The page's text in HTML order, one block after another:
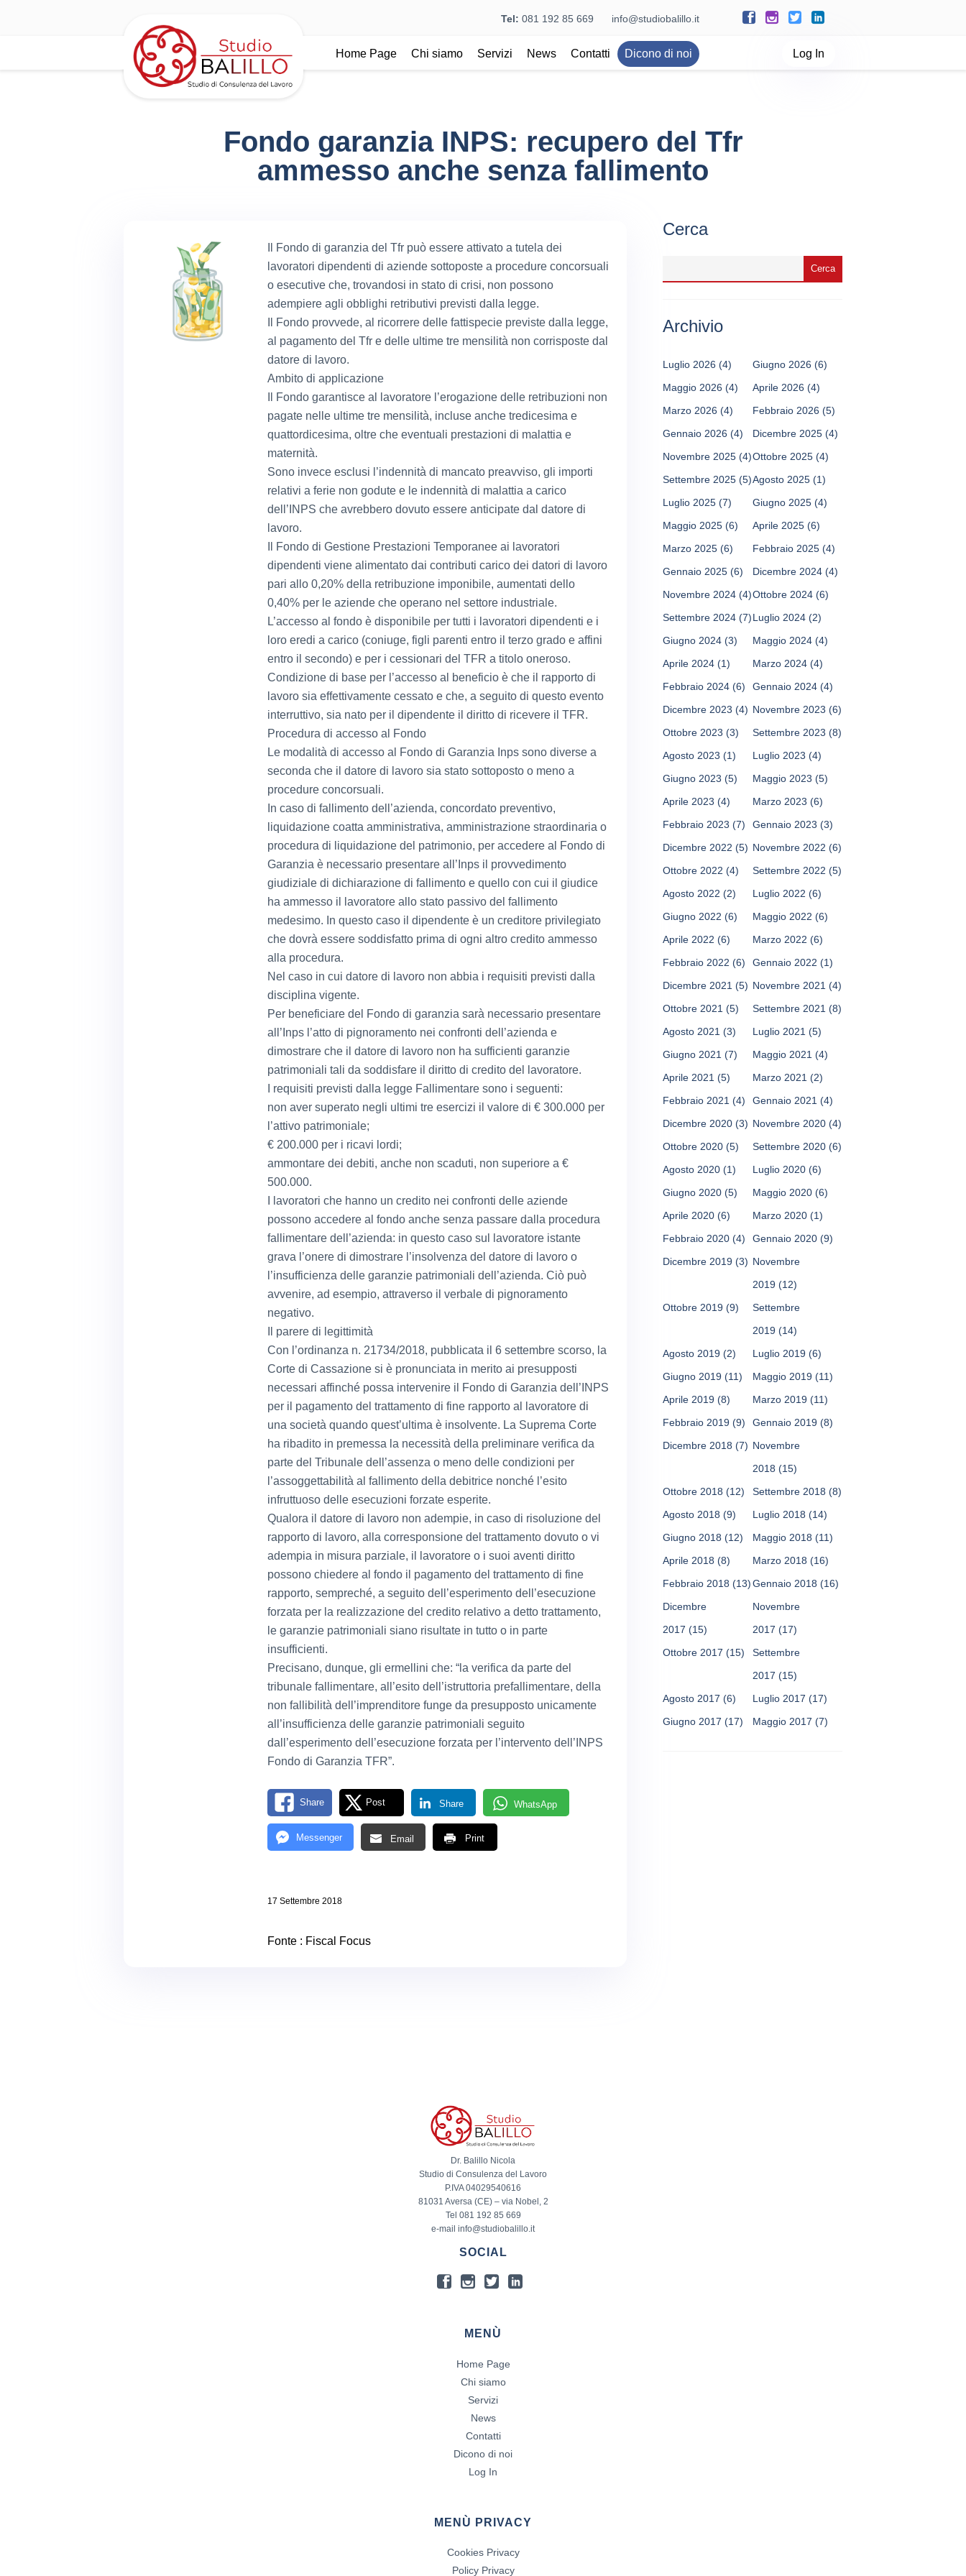
Tel: 081 192 85 669 info@studiobalillo.it
Home Page Chi siamo Servizi News Contatti Dicono di noi Log In
Fondo garanzia INPS: recupero del Tfr
ammesso anche senza fallimento
Il Fondo di garanzia del Tfr può essere attivato a tutela dei
lavoratori dipendenti di aziende sottoposte a procedure concorsuali
o esecutive che, trovandosi in stato di crisi, non possono
adempiere agli obblighi retributivi previsti dalla legge.
Il Fondo provvede, al ricorrere delle fattispecie previste dalla legge,
al pagamento del Tfr e delle ultime tre mensilità non corrisposte dal
datore di lavoro.
Ambito di applicazione
Il Fondo garantisce al lavoratore l’erogazione delle retribuzioni non
pagate nelle ultime tre mensilità, incluse anche tredicesima e
quattordicesima, oltre che eventuali prestazioni di malattia e
maternità.
Sono invece esclusi l’indennità di mancato preavviso, gli importi
relativi a ferie non godute e le indennità di malattia a carico
dell’INPS che avrebbero dovuto essere anticipate dal datore di
lavoro.
Il Fondo di Gestione Prestazioni Temporanee ai lavoratori
dipendenti viene alimentato dai contributi carico dei datori di lavoro
pari allo 0,20% della retribuzione imponibile, aumentati dello
0,40% per le aziende che operano nel settore industriale.
L’accesso al fondo è disponibile per tutti i lavoratori dipendenti e i
loro eredi a carico (coniuge, figli parenti entro il terzo grado e affini
entro il secondo) e per i cessionari del TFR a titolo oneroso.
Condizione di base per l’accesso al beneficio è che il rapporto di
lavoro sia effettivamente cessato e che, a seguito di questo evento
interruttivo, sia nato per il dipendente il diritto di ricevere il TFR.
Procedura di accesso al Fondo
Le modalità di accesso al Fondo di Garanzia Inps sono diverse a
seconda che il datore di lavoro sia stato sottoposto o meno a
procedure concorsuali.
In caso di fallimento dell’azienda, concordato preventivo,
liquidazione coatta amministrativa, amministrazione straordinaria o
procedura di liquidazione del patrimonio, per accedere al Fondo di
Garanzia è necessario presentare all’Inps il provvedimento
giudiziale di dichiarazione di fallimento e quello con cui il giudice
ha ammesso il lavoratore allo stato passivo del fallimento
medesimo. In questo caso il dipendente è un creditore privilegiato
che dovrà essere soddisfatto prima di ogni altro credito ammesso
alla procedura.
Nel caso in cui datore di lavoro non abbia i requisiti previsti dalla
disciplina vigente.
Per beneficiare del Fondo di garanzia sarà necessario presentare
all’Inps l’atto di pignoramento nei confronti dell’azienda e
dimostrare che il datore di lavoro non ha sufficienti garanzie
patrimoniali tali da soddisfare il diritto di credito del lavoratore.
I requisiti previsti dalla legge Fallimentare sono i seguenti:
non aver superato negli ultimi tre esercizi il valore di € 300.000 per
l’attivo patrimoniale;
€ 200.000 per i ricavi lordi;
ammontare dei debiti, anche non scaduti, non superiore a €
500.000.
I lavoratori che hanno un credito nei confronti delle aziende
possono accedere al fondo anche senza passare dalla procedura
fallimentare dell’azienda: in questo caso sul lavoratore istante
grava l’onere di dimostrare l’insolvenza del datore di lavoro o
l’insufficienza delle garanzie patrimoniali dell’azienda. Ciò può
avvenire, ad esempio, attraverso il verbale di pignoramento
negativo.
Il parere di legittimità
Con l’ordinanza n. 21734/2018, pubblicata il 6 settembre scorso, la
Corte di Cassazione si è pronunciata in merito ai presupposti
necessari affinché possa intervenire il Fondo di Garanzia dell’INPS
per il pagamento del trattamento di fine rapporto al lavoratore di
una società quando quest’ultima è insolvente. La Suprema Corte
ha ribadito in premessa la necessità della preliminare verifica da
parte del Tribunale dell’assenza o meno delle condizioni per
l’assoggettabilità al fallimento della debitrice nonché l’esito
infruttuoso delle esecuzioni forzate esperite.
Qualora il datore di lavoro non adempie, in caso di risoluzione del
rapporto di lavoro, alla corresponsione del trattamento dovuto o vi
adempia in misura parziale, il lavoratore o i suoi aventi diritto
possono chiedere al fondo il pagamento del trattamento di fine
rapporto, sempreché, a seguito dell’esperimento dell’esecuzione
forzata per la realizzazione del credito relativo a detto trattamento,
le garanzie patrimoniali siano risultate in tutto o in parte
insufficienti.
Precisano, dunque, gli ermellini che: “la verifica da parte del
tribunale fallimentare, all’esito dell’istruttoria prefallimentare, della
non fallibilità dell’imprenditore funge da presupposto unicamente
all’insufficienza delle garanzie patrimoniali seguito
dall’esperimento dell’esecuzione forzata per l’intervento dell’INPS
Fondo di Garanzia TFR”.
Share Post Share WhatsApp
Messenger Email Print
17 Settembre 2018
Fonte : Fiscal Focus
Cerca
Archivio
Luglio 2026 (4) Giugno 2026 (6)
Maggio 2026 (4) Aprile 2026 (4)
Marzo 2026 (4) Febbraio 2026 (5)
Gennaio 2026 (4) Dicembre 2025 (4)
Novembre 2025 (4)Ottobre 2025 (4)
Settembre 2025 (5)Agosto 2025 (1)
Luglio 2025 (7) Giugno 2025 (4)
Maggio 2025 (6) Aprile 2025 (6)
Marzo 2025 (6) Febbraio 2025 (4)
Gennaio 2025 (6) Dicembre 2024 (4)
Novembre 2024 (4)Ottobre 2024 (6)
Settembre 2024 (7)Luglio 2024 (2)
Giugno 2024 (3) Maggio 2024 (4)
Aprile 2024 (1) Marzo 2024 (4)
Febbraio 2024 (6) Gennaio 2024 (4)
Dicembre 2023 (4) Novembre 2023 (6)
Ottobre 2023 (3) Settembre 2023 (8)
Agosto 2023 (1) Luglio 2023 (4)
Giugno 2023 (5) Maggio 2023 (5)
Aprile 2023 (4) Marzo 2023 (6)
Febbraio 2023 (7) Gennaio 2023 (3)
Dicembre 2022 (5) Novembre 2022 (6)
Ottobre 2022 (4) Settembre 2022 (5)
Agosto 2022 (2) Luglio 2022 (6)
Giugno 2022 (6) Maggio 2022 (6)
Aprile 2022 (6) Marzo 2022 (6)
Febbraio 2022 (6) Gennaio 2022 (1)
Dicembre 2021 (5) Novembre 2021 (4)
Ottobre 2021 (5) Settembre 2021 (8)
Agosto 2021 (3) Luglio 2021 (5)
Giugno 2021 (7) Maggio 2021 (4)
Aprile 2021 (5) Marzo 2021 (2)
Febbraio 2021 (4) Gennaio 2021 (4)
Dicembre 2020 (3) Novembre 2020 (4)
Ottobre 2020 (5) Settembre 2020 (6)
Agosto 2020 (1) Luglio 2020 (6)
Giugno 2020 (5) Maggio 2020 (6)
Aprile 2020 (6) Marzo 2020 (1)
Febbraio 2020 (4) Gennaio 2020 (9)
Dicembre 2019 (3) Novembre
2019 (12)
Ottobre 2019 (9)
Settembre
2019 (14)
Agosto 2019 (2) Luglio 2019 (6)
Giugno 2019 (11) Maggio 2019 (11)
Aprile 2019 (8) Marzo 2019 (11)
Febbraio 2019 (9) Gennaio 2019 (8)
Dicembre 2018 (7) Novembre
2018 (15)
Ottobre 2018 (12) Settembre 2018 (8)
Agosto 2018 (9) Luglio 2018 (14)
Giugno 2018 (12) Maggio 2018 (11)
Aprile 2018 (8) Marzo 2018 (16)
Febbraio 2018 (13)Gennaio 2018 (16)
Dicembre
2017 (15)
Novembre
2017 (17)
Ottobre 2017 (15)
Settembre
2017 (15)
Agosto 2017 (6) Luglio 2017 (17)
Giugno 2017 (17) Maggio 2017 (7)
Dr. Balillo Nicola
Studio di Consulenza del Lavoro
P.IVA 04029540616
81031 Aversa (CE) – via Nobel, 2
Tel 081 192 85 669
e-mail info@studiobalillo.it
SOCIAL
MENÙ
Home Page
Chi siamo
Servizi
News
Contatti
Dicono di noi
Log In
MENÙ PRIVACY
Cookies Privacy
Policy Privacy